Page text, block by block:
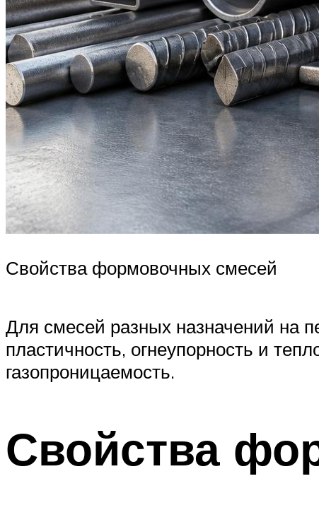
Свойства формовочных смесей
Для смесей разных назначений на
пластичность, огнеупорность и
газопроницаемость.
Свойства